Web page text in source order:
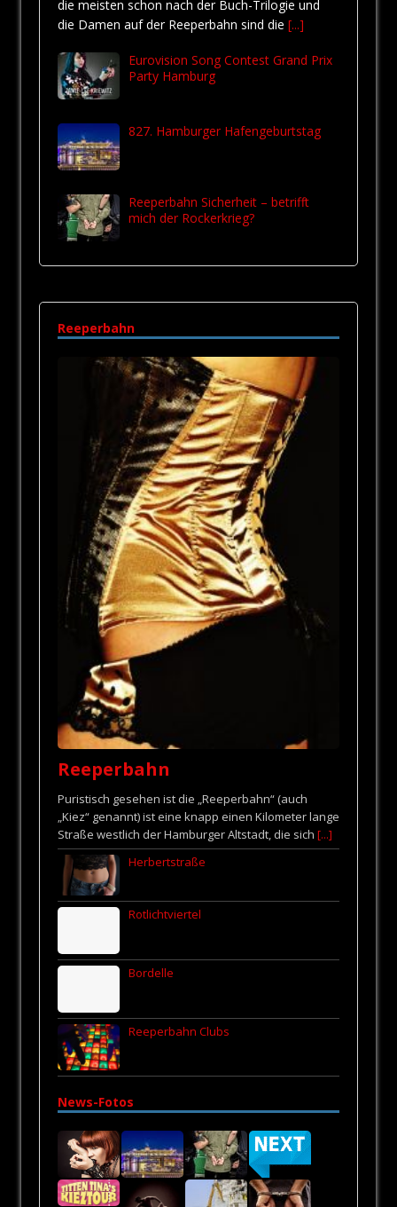
die meisten schon nach der Buch-Trilogie und
die Damen auf der Reeperbahn sind die [...]
Eurovision Song Contest Grand Prix
Party Hamburg
827. Hamburger Hafengeburtstag
Reeperbahn Sicherheit – betrifft
mich der Rockerkrieg?
Reeperbahn
Reeperbahn
Puristisch gesehen ist die „Reeperbahn“ (auch
„Kiez“ genannt) ist eine knapp einen Kilometer lange
Straße westlich der Hamburger Altstadt, die sich [...]
Herbertstraße
Rotlichtviertel
Bordelle
Reeperbahn Clubs
News-Fotos